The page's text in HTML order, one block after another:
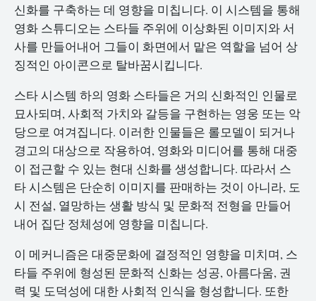
신화를 구축하는 데 영향을 미칩니다. 이 시스템을 통해
영화 스튜디오는 스타들 주위에 이상화된 이미지와 서
사를 만들어내어 그들이 화면에서 맡은 역할을 넘어 상
징적인 아이콘으로 탈바꿈시킵니다.
스타 시스템 하의 영화 스타들은 거의 신화적인 인물로
묘사되며, 사회적 가치와 갈등을 구현하는 영웅 또는 악
당으로 여겨집니다. 이러한 인물들은 롤모델이 되거나
경고의 대상으로 작용하여, 영화와 미디어를 통해 대중
이 접근할 수 있는 현대 신화를 생성합니다. 따라서 스
타 시스템은 단순히 이미지를 판매하는 것이 아니라, 도
시 전설, 열망하는 생활 방식 및 문화적 전형을 만들어
내어 집단 정체성에 영향을 미칩니다.
이 메커니즘은 대중문화에 결정적인 영향을 미치며, 스
타들 주위에 형성된 문화적 신화는 성공, 아름다움, 권
력 및 도덕성에 대한 사회적 인식을 형성합니다. 또한